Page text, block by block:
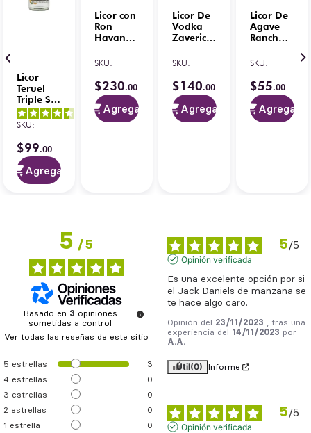
Licor
Teruel
Triple Sec
de
Naranja
4.5 /5-
SKU:
$99.00
Agregar
Licor con
Ron
Havana
Mango
ml
SKU:
$230.00
Agregar
Licor De
Vodka
Zaverich
Picante 1
SKU:
$140.00
Agregar
Licor De
Agave
Rancho
750 ml
SKU:
$55.00
Agregar
5/5
Basado en 3 opiniones
sometidas a control
Ver todas las reseñas de este sitio
5 estrellas
3
4 estrellas
0
3 estrellas
0
2 estrellas
0
1 estrella 0
5/5
Opinión verificada
Es una excelente opción por si
el Jack Daniels de manzana se
te hace algo caro.
Opinión del 23/11/2023
, tras una
experiencia del
14/11/2023 por
A.A.
Útil(0) Informe
5/5
Opinión verificada